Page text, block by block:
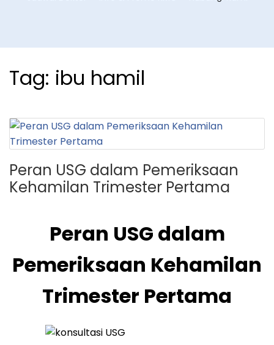
Tag: ibu hamil
Peran USG dalam Pemeriksaan
Kehamilan Trimester Pertama
Peran USG dalam
Pemeriksaan Kehamilan
Trimester Pertama